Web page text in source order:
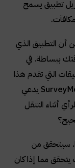
تطبيق يسمح
.
أن التطبيق الذي
ببساطة. في
التي تقدم هذا
يدعي
أثناء التنقل
سيتحقق من
مما إذا كان